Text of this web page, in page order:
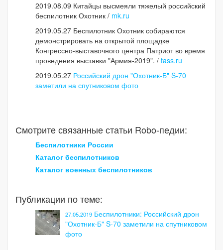
2019.08.09 Китайцы высмеяли тяжелый российский
беспилотник Охотник / mk.ru
2019.05.27 Беспилотник Охотник собираются
демонстрировать на открытой площадке
Конгрессно-выставочного центра Патриот во время
проведения выставки "Армия-2019". / tass.ru
2019.05.27 Российский дрон "Охотник-Б" S-70
заметили на спутниковом фото
Смотрите связанные статьи Robo-педии:
Беспилотники России
Каталог беспилотников
Каталог военных беспилотников
Публикации по теме:
27.05.2019 Беспилотники: Российский дрон
"Охотник-Б" S-70 заметили на спутниковом
фото